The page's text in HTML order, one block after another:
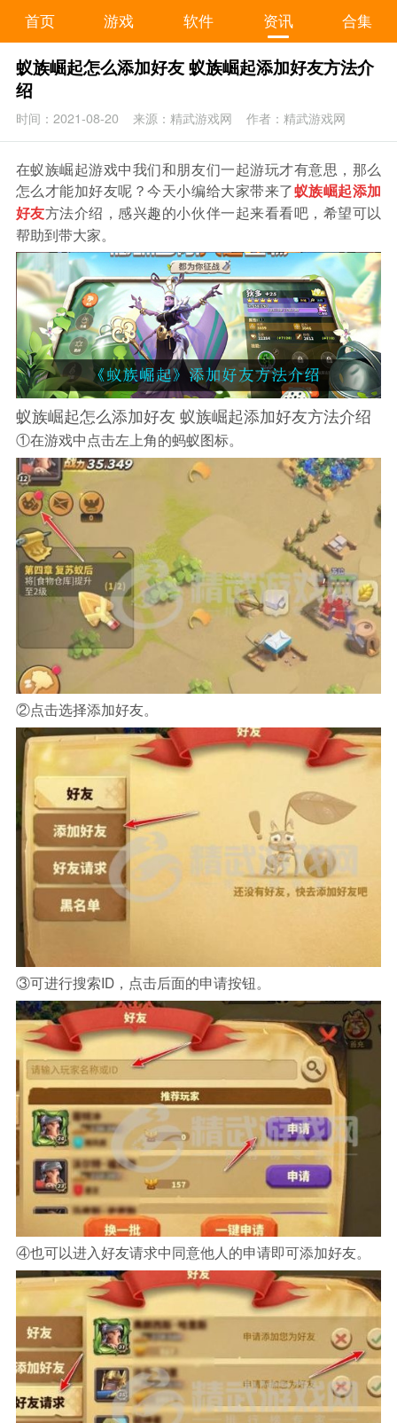
首页 游戏 软件 资讯 合集
蚁族崛起怎么添加好友 蚁族崛起添加好友方法介
绍
时间：2021-08-20 来源：精武游戏网 作者：精武游戏网
在蚁族崛起游戏中我们和朋友们一起游玩才有意思，那么
怎么才能加好友呢？今天小编给大家带来了蚁族崛起添加
好友方法介绍，感兴趣的小伙伴一起来看看吧，希望可以
帮助到带大家。
蚁族崛起怎么添加好友 蚁族崛起添加好友方法介绍
①在游戏中点击左上角的蚂蚁图标。
②点击选择添加好友。
③可进行搜索ID，点击后面的申请按钮。
④也可以进入好友请求中同意他人的申请即可添加好友。